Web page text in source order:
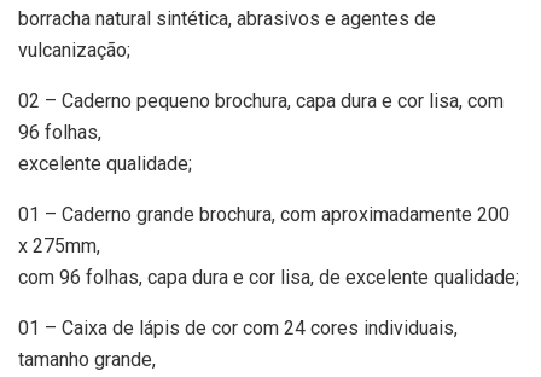
borracha natural sintética, abrasivos e agentes de
vulcanização;
02 – Caderno pequeno brochura, capa dura e cor lisa, com
96 folhas,
excelente qualidade;
01 – Caderno grande brochura, com aproximadamente 200
x 275mm,
com 96 folhas, capa dura e cor lisa, de excelente qualidade;
01 – Caixa de lápis de cor com 24 cores individuais,
tamanho grande,